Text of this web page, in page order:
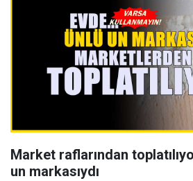
Market raflarından
un markasıydı